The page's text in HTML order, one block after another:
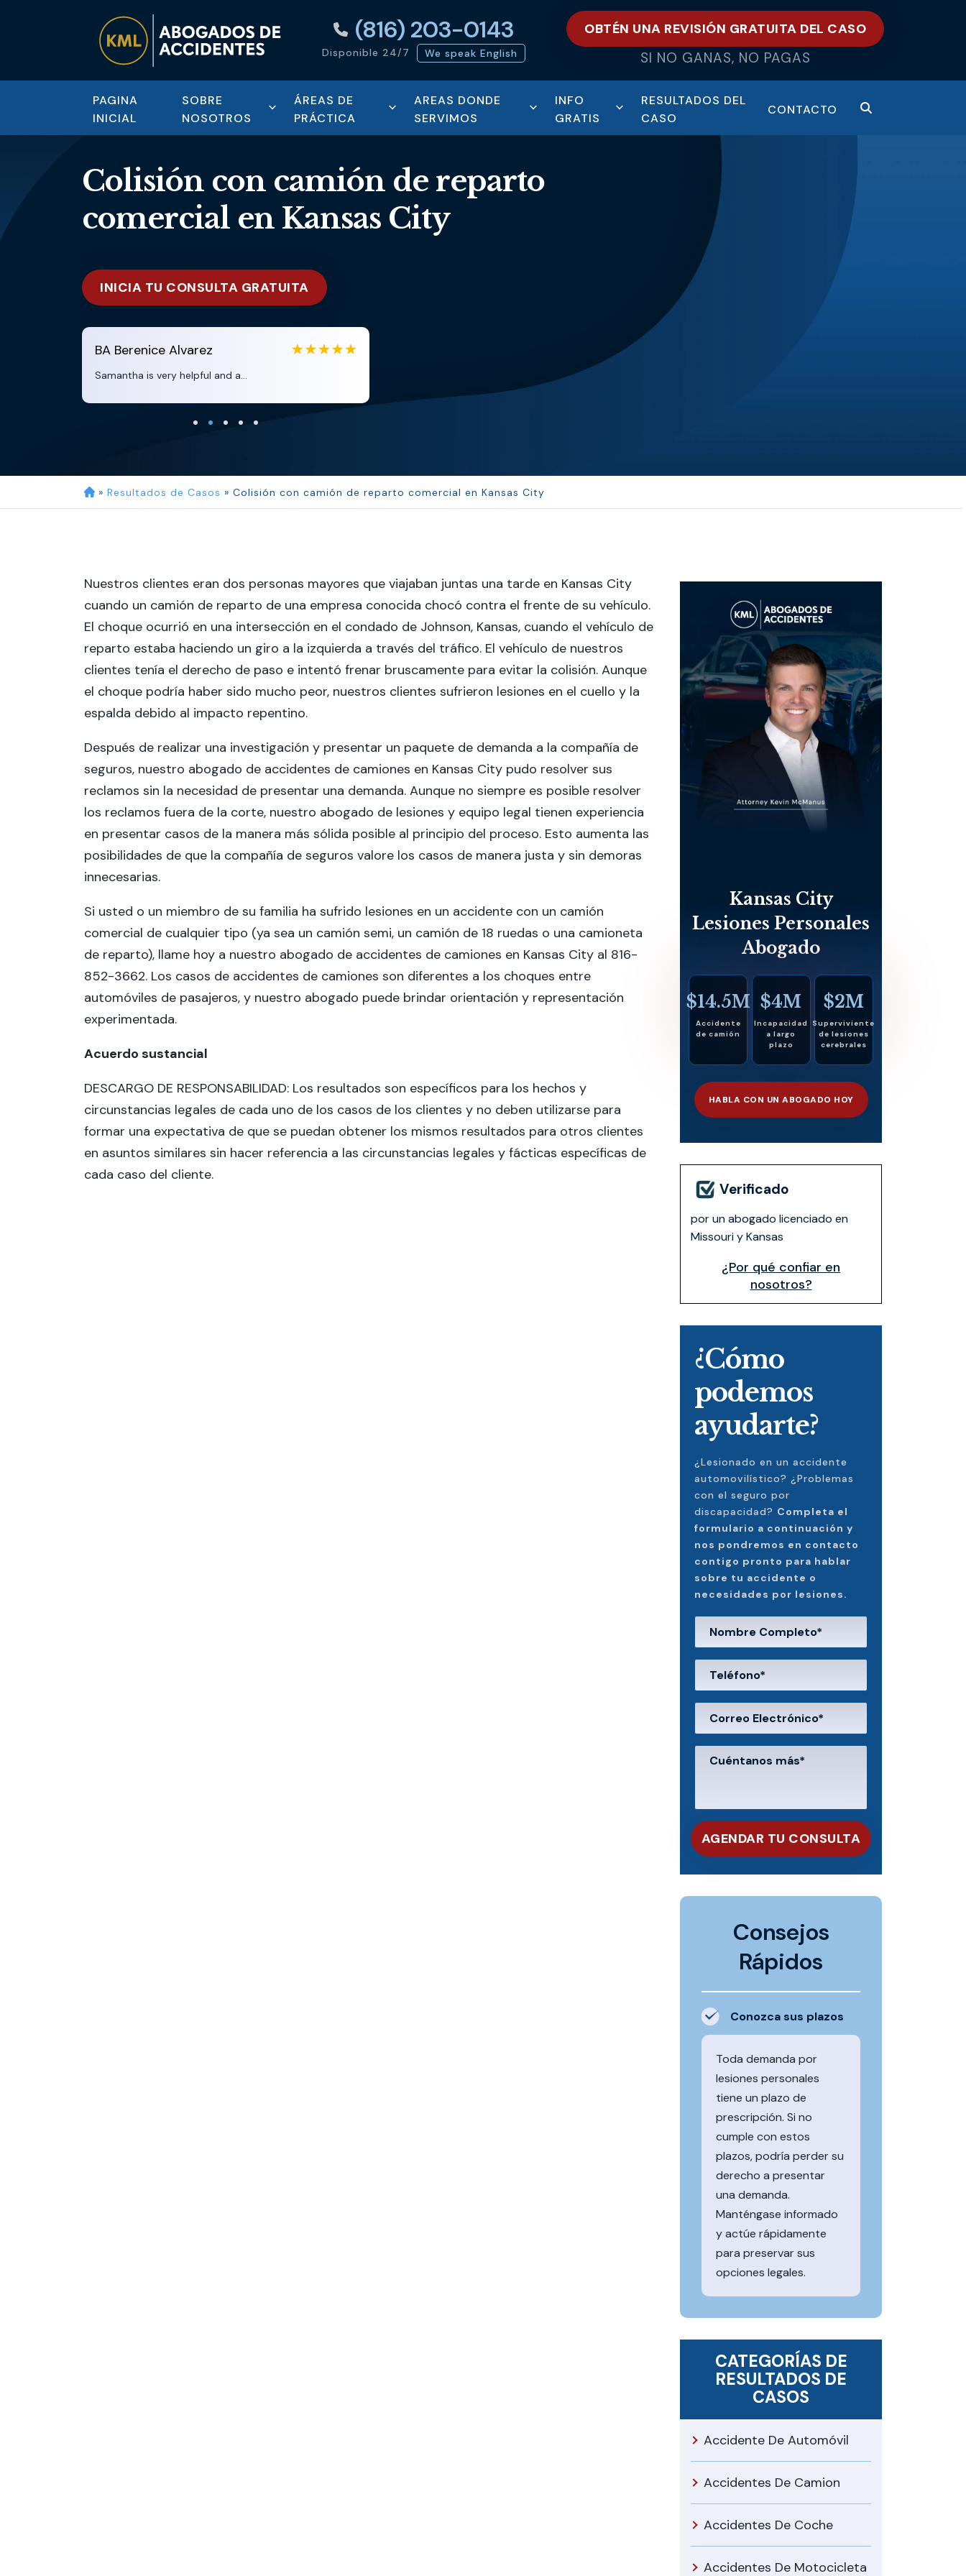
(816) 203-0143
Disponible 24/7 We speak English
OBTÉN UNA REVISIÓN GRATUITA DEL CASO
SI NO GANAS, NO PAGAS
PAGINA
INICIAL
SOBRE
NOSOTROS
ÁREAS DE
PRÁCTICA
AREAS DONDE
SERVIMOS
INFO
GRATIS
RESULTADOS DEL
CASO
CONTACTO
Colisión con camión de reparto
comercial en Kansas City
INICIA TU CONSULTA GRATUITA
BA Berenice Alvarez
Samantha is very helpful and a...
» Resultados de Casos » Colisión con camión de reparto comercial en Kansas City
Nuestros clientes eran dos personas mayores que viajaban juntas una tarde en Kansas City
cuando un camión de reparto de una empresa conocida chocó contra el frente de su vehículo.
El choque ocurrió en una intersección en el condado de Johnson, Kansas, cuando el vehículo de
reparto estaba haciendo un giro a la izquierda a través del tráfico. El vehículo de nuestros
clientes tenía el derecho de paso e intentó frenar bruscamente para evitar la colisión. Aunque
el choque podría haber sido mucho peor, nuestros clientes sufrieron lesiones en el cuello y la
espalda debido al impacto repentino.
Después de realizar una investigación y presentar un paquete de demanda a la compañía de
seguros, nuestro abogado de accidentes de camiones en Kansas City pudo resolver sus
reclamos sin la necesidad de presentar una demanda. Aunque no siempre es posible resolver
los reclamos fuera de la corte, nuestro abogado de lesiones y equipo legal tienen experiencia
en presentar casos de la manera más sólida posible al principio del proceso. Esto aumenta las
posibilidades de que la compañía de seguros valore los casos de manera justa y sin demoras
innecesarias.
Si usted o un miembro de su familia ha sufrido lesiones en un accidente con un camión
comercial de cualquier tipo (ya sea un camión semi, un camión de 18 ruedas o una camioneta
de reparto), llame hoy a nuestro abogado de accidentes de camiones en Kansas City al 816-
852-3662. Los casos de accidentes de camiones son diferentes a los choques entre
automóviles de pasajeros, y nuestro abogado puede brindar orientación y representación
experimentada.
Acuerdo sustancial
DESCARGO DE RESPONSABILIDAD: Los resultados son específicos para los hechos y
circunstancias legales de cada uno de los casos de los clientes y no deben utilizarse para
formar una expectativa de que se puedan obtener los mismos resultados para otros clientes
en asuntos similares sin hacer referencia a las circunstancias legales y fácticas específicas de
cada caso del cliente.
Kansas City
Lesiones Personales
Abogado
$14.5M
Accidente
de camión
$4M
Incapacidad
a largo
plazo
$2M
Superviviente
de lesiones
cerebrales
HABLA CON UN ABOGADO HOY
Verificado
por un abogado licenciado en
Missouri y Kansas
¿Por qué confiar en
nosotros?
¿Cómo
podemos
ayudarte?
¿Lesionado en un accidente
automovilístico? ¿Problemas
con el seguro por
discapacidad? Completa el
formulario a continuación y
nos pondremos en contacto
contigo pronto para hablar
sobre tu accidente o
necesidades por lesiones.
Consejos
Rápidos
Conozca sus plazos
Toda demanda por
lesiones personales
tiene un plazo de
prescripción. Si no
cumple con estos
plazos, podría perder su
derecho a presentar
una demanda.
Manténgase informado
y actúe rápidamente
para preservar sus
opciones legales.
CATEGORÍAS DE
RESULTADOS DE
CASOS
Accidente De Automóvil
Accidentes De Camion
Accidentes De Coche
Accidentes De Motocicleta